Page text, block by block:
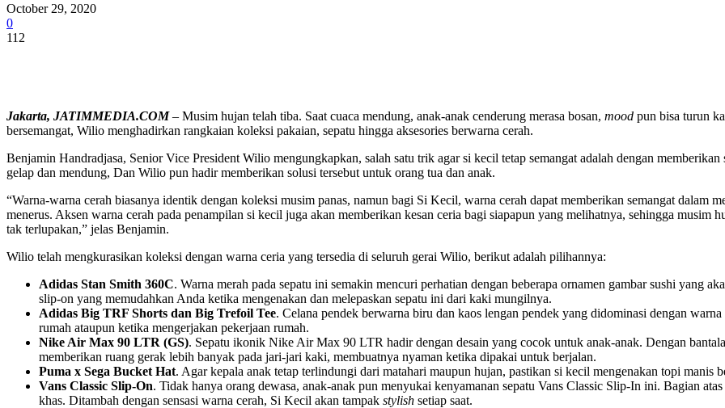
October 29, 2020
0
112
Jakarta, JATIMMEDIA.COM– Musim hujan telah tiba. Saat cuaca mendung, anak-anak cenderung merasa bosan, mood pun bisa turun
bersemangat, Wilio menghadirkan rangkaian koleksi pakaian, sepatu hingga aksesories berwarna cerah.
Benjamin Handradjasa, Senior Vice President Wilio mengungkapkan, salah satu trik agar si kecil tetap semangat adalah dengan memberikan
gelap dan mendung, Dan Wilio pun hadir memberikan solusi tersebut untuk orang tua dan anak.
“Warna-warna cerah biasanya identik dengan koleksi musim panas, namun bagi Si Kecil, warna cerah dapat memberikan semangat dalam
menerus. Aksen warna cerah pada penampilan si kecil juga akan memberikan kesan ceria bagi siapapun yang melihatnya, sehingga musim
tak terlupakan,” jelas Benjamin.
Wilio telah mengkurasikan koleksi dengan warna ceria yang tersedia di seluruh gerai Wilio, berikut adalah pilihannya:
Adidas Stan Smith 360C. Warna merah pada sepatu ini semakin mencuri perhatian dengan beberapa ornamen gambar sushi yang
slip-on yang memudahkan Anda ketika mengenakan dan melepaskan sepatu ini dari kaki mungilnya.
Adidas Big TRF Shorts dan Big Trefoil Tee. Celana pendek berwarna biru dan kaos lengan pendek yang didominasi dengan
rumah ataupun ketika mengerjakan pekerjaan rumah.
Nike Air Max 90 LTR (GS). Sepatu ikonik Nike Air Max 90 LTR hadir dengan desain yang cocok untuk anak-anak. Dengan
memberikan ruang gerak lebih banyak pada jari-jari kaki, membuatnya nyaman ketika dipakai untuk berjalan.
Puma x Sega Bucket Hat. Agar kepala anak tetap terlindungi dari matahari maupun hujan, pastikan si kecil mengenakan topi manis
Vans Classic Slip-On. Tidak hanya orang dewasa, anak-anak pun menyukai kenyamanan sepatu Vans Classic Slip-In ini. Bagian
khas. Ditambah dengan sensasi warna cerah, Si Kecil akan tampak stylish setiap saat.